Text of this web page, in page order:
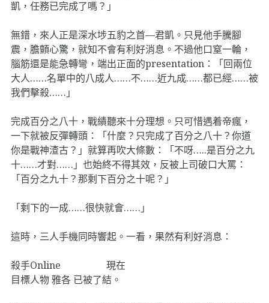
凱，任務已完成了嗎？」
無錯，來人正是深水埗五豹之首—君凱。只見他手騰腳
震，膽顫心驚，就知不會有利好消息。不過他口窒一輪，
腦筋還是能急轉彎，端出正面的presentation：「回兩位
大人……名單中的八成人……不……近九成……都已經……被
我們擊殺……」
完成百分之八十，戰績聽來十分理想。只可惜遇着帝瘋，
一下就被反彈轉頭：「什麼？只完成了百分之八十？你道
你是戰神渣古？」就算再吹大條數：「不呀…..是百分之九
十……才對……」也始終不得其效，反被上司破口大罵：
「百分之九十？那剩下百分之十呢？」
「剩下的一成……很快就會……」
這時，三人手機同時響起。一看，果然有利好消息：
殺手Online 現在
目標人物 雅各 已被了結。